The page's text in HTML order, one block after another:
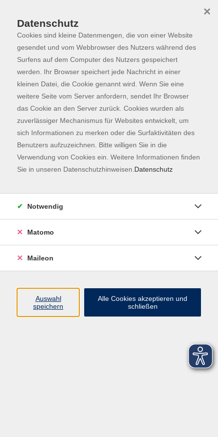
Skip to main content
Programm
Der Kurs konnte nicht gefunden werden.
Kontaktformular
Impressum
AGB
Datenschutzerklärung
Datenschutz
Cookies sind kleine Datenmengen, die von einer Website
gesendet und vom Webbrowser des Nutzers während des
Surfens auf dem Computer des Nutzers gespeichert
werden. Ihr Browser speichert jede Nachricht in einer
kleinen Datei, die Cookie genannt wird. Wenn Sie eine
weitere Seite vom Server anfordern, sendet Ihr Browser
das Cookie an den Server zurück. Cookies wurden als
zuverlässiger Mechanismus für Websites entwickelt, um
sich Informationen zu merken oder die Surfaktivitäten des
Benutzers aufzuzeichnen. Bitte willigen Sie in die
Verwendung von Cookies ein. Weitere Informationen finden
Sie in unseren Datenschutzhinweisen. Datenschutz
×
Notwendig
Matomo
Maileon
Auswahl
speichern
Alle Cookies akzeptieren und
schließen